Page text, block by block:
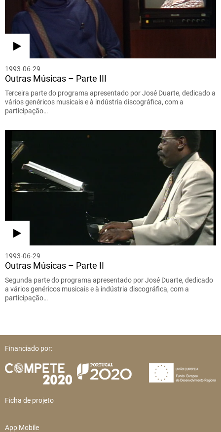
1993-06-29
Outras Músicas – Parte III
Terceira parte do programa apresentado por José Duarte, dedicado a
vários genéricos musicais e à indústria discográfica, com a
participação…
1993-06-29
Outras Músicas – Parte II
Segunda parte do programa apresentado por José Duarte, dedicado
a vários genéricos musicais e à indústria discográfica, com a
participação…
Financiado por:
Ficha de projeto
App Mobile